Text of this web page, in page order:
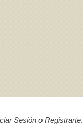
Sesión o Registrarte.